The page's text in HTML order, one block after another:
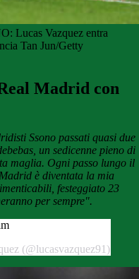
Lucas Vazquez entra
Tan Jun/Getty
Madrid con
Ssono passati quasi due
un sedicenne pieno di
maglia. Ogni passo lungo il
è diventata la mia
festeggiato 23
per sempre".
(@lucasvazquez91)